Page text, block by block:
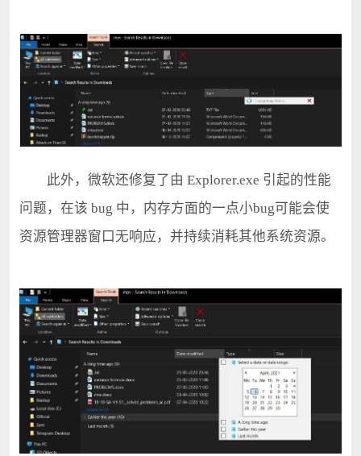
此外，微软还修复了由 Explorer.exe 引起的性能
问题，在该 bug 中，内存方面的一点小bug可能会使
资源管理器窗口无响应，并持续消耗其他系统资源。